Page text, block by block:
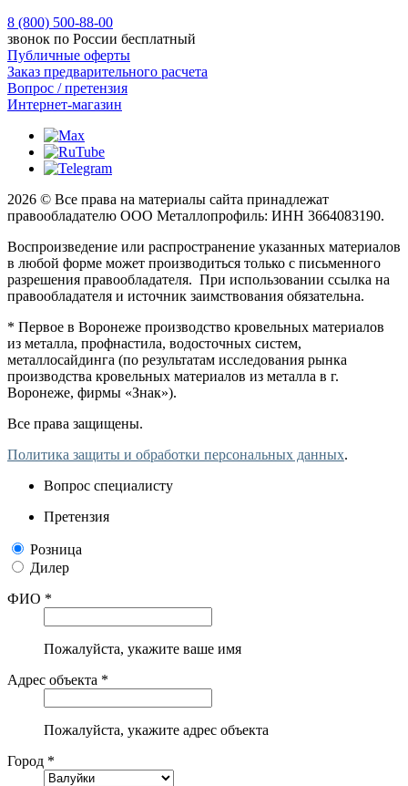
8 (800) 500-88-00
звонок по России бесплатный
Публичные оферты
Заказ предварительного расчета
Вопрос / претензия
Интернет-магазин
2026 © Все права на материалы сайта принадлежат
правообладателю ООО Металлопрофиль: ИНН 3664083190.
Воспроизведение или распространение указанных материалов
в любой форме может производиться только с письменного
разрешения правообладателя. При использовании ссылка на
правообладателя и источник заимствования обязательна.
* Первое в Воронеже производство кровельных материалов
из металла, профнастила, водосточных систем,
металлосайдинга (по результатам исследования рынка
производства кровельных материалов из металла в г.
Воронеже, фирмы «Знак»).
Все права защищены.
Политика защиты и обработки персональных данных.
Вопрос специалисту
Претензия
Розница
Дилер
ФИО *
Пожалуйста, укажите ваше имя
Адрес объекта *
Пожалуйста, укажите адрес объекта
Город *